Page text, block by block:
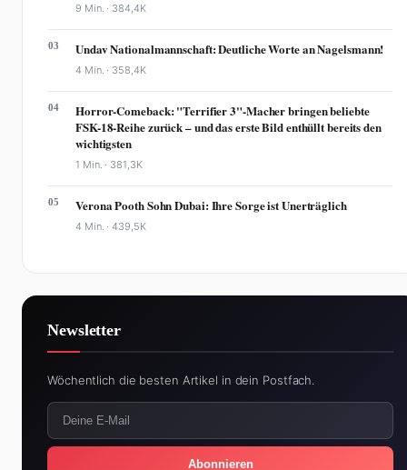
9 Min. · 384,4K
03 Undav Nationalmannschaft: Deutliche Worte an Nagelsmann!
4 Min. · 358,4K
04
Horror-Comeback: "Terrifier 3"-Macher bringen beliebte
FSK-18-Reihe zurück – und das erste Bild enthüllt bereits den
wichtigsten
1 Min. · 381,3K
05 Verona Pooth Sohn Dubai: Ihre Sorge ist Unerträglich
4 Min. ·439,5K
Newsletter
Wöchentlich die besten Artikel in dein Postfach.
Abonnieren